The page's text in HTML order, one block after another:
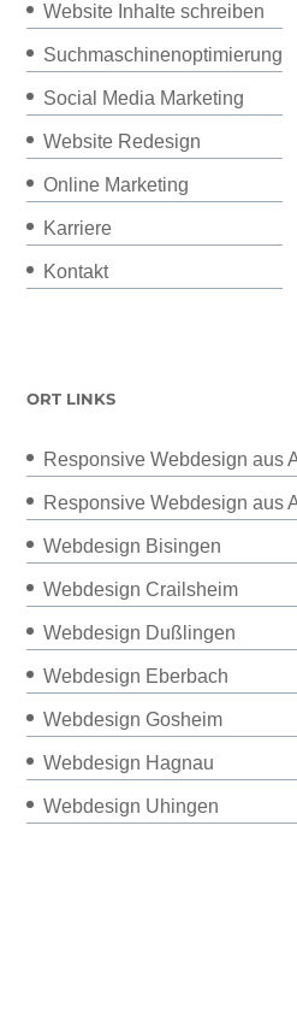
Website Inhalte schreiben
Suchmaschinenoptimierung
Social Media Marketing
Website Redesign
Online Marketing
Karriere
Kontakt
ORT LINKS
Responsive Webdesign aus
Responsive Webdesign aus
Webdesign Bisingen
Webdesign Crailsheim
Webdesign Dußlingen
Webdesign Eberbach
Webdesign Gosheim
Webdesign Hagnau
Webdesign Uhingen